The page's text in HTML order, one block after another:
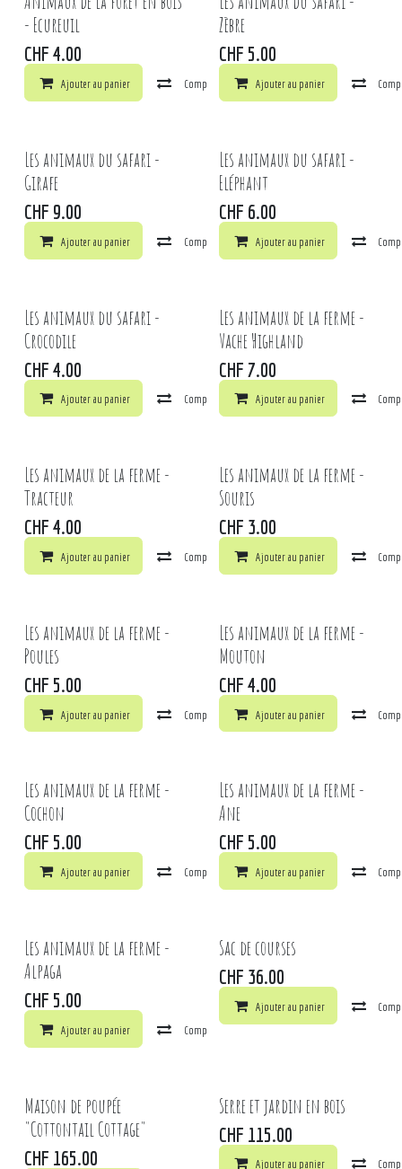
- Ecureuil
CHF 4.00
Ajouter au panier Comparer Ajouter à la liste de souhaits
Zèbre
CHF 5.00
Ajouter au panier
Les animaux du safari -
Girafe
CHF 9.00
Ajouter au panier Comparer Ajouter à la liste de souhaits
Les animaux du safari -
Eléphant
CHF 6.00
Ajouter au panier
Les animaux du safari -
Crocodile
CHF 4.00
Ajouter au panier Comparer Ajouter à la liste de souhaits
Les animaux de la ferme -
Vache Highland
CHF 7.00
Ajouter au panier
Les animaux de la ferme -
Tracteur
CHF 4.00
Ajouter au panier Comparer Ajouter à la liste de souhaits
Les animaux de la ferme -
Souris
CHF 3.00
Ajouter au panier
Les animaux de la ferme -
Poules
CHF 5.00
Ajouter au panier Comparer Ajouter à la liste de souhaits
Les animaux de la ferme -
Mouton
CHF 4.00
Ajouter au panier
Les animaux de la ferme -
Cochon
CHF 5.00
Ajouter au panier Comparer Ajouter à la liste de souhaits
Les animaux de la ferme -
Ane
CHF 5.00
Ajouter au panier
Les animaux de la ferme -
Alpaga
CHF 5.00
Ajouter au panier Comparer
Sac de courses
CHF 36.00
Ajouter au panier
Maison de poupée
"Cottontail Cottage"
CHF 165.00
Serre et jardin en bois
CHF 115.00
Ajouter au panier